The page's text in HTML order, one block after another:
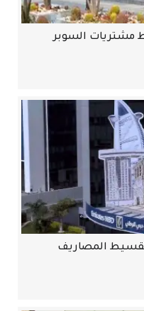
مشتريات السوبر
تقسيط المصاريف